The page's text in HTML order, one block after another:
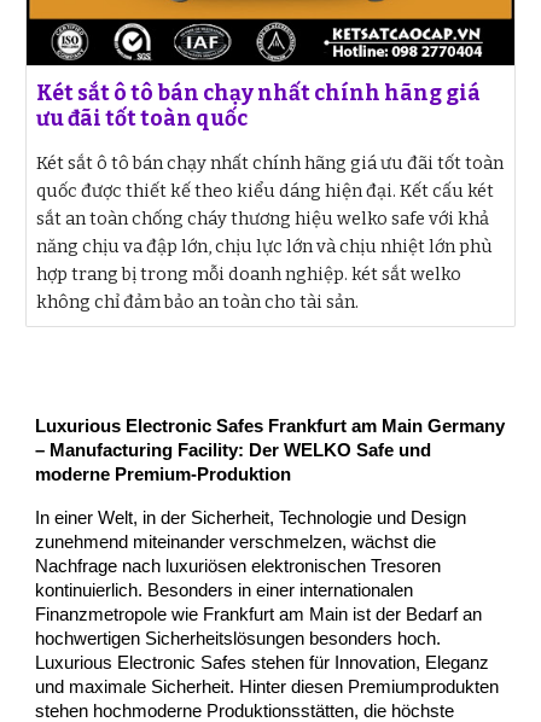
Két sắt ô tô bán chạy nhất chính hãng giá
ưu đãi tốt toàn quốc
Két sắt ô tô bán chạy nhất chính hãng giá ưu đãi tốt toàn
quốc được thiết kế theo kiểu dáng hiện đại. Kết cấu két
sắt an toàn chống cháy thương hiệu welko safe với khả
năng chịu va đập lớn, chịu lực lớn và chịu nhiệt lớn phù
hợp trang bị trong mỗi doanh nghiệp. két sắt welko
không chỉ đảm bảo an toàn cho tài sản.
Luxurious Electronic Safes Frankfurt am Main Germany
– Manufacturing Facility: Der WELKO Safe und
moderne Premium-Produktion
In einer Welt, in der Sicherheit, Technologie und Design
zunehmend miteinander verschmelzen, wächst die
Nachfrage nach luxuriösen elektronischen Tresoren
kontinuierlich. Besonders in einer internationalen
Finanzmetropole wie Frankfurt am Main ist der Bedarf an
hochwertigen Sicherheitslösungen besonders hoch.
Luxurious Electronic Safes stehen für Innovation, Eleganz
und maximale Sicherheit. Hinter diesen Premiumprodukten
stehen hochmoderne Produktionsstätten, die höchste